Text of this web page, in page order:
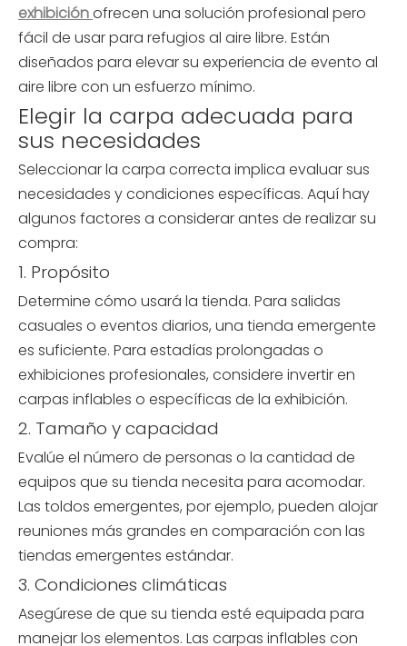
exhibiciónofrecen una solución profesional pero
fácil de usar para refugios al aire libre. Están
diseñados para elevar su experiencia de evento al
aire libre con un esfuerzo mínimo.
Elegir la carpa adecuada para
sus necesidades
Seleccionar la carpa correcta implica evaluar sus
necesidades y condiciones específicas. Aquí hay
algunos factores a considerar antes de realizar su
compra:
1. Propósito
Determine cómo usará la tienda. Para salidas
casuales o eventos diarios, una tienda emergente
es suficiente. Para estadías prolongadas o
exhibiciones profesionales, considere invertir en
carpas inflables o específicas de la exhibición.
2. Tamaño y capacidad
Evalúe el número de personas o la cantidad de
equipos que su tienda necesita para acomodar.
Las toldos emergentes, por ejemplo, pueden alojar
reuniones más grandes en comparación con las
tiendas emergentes estándar.
3. Condiciones climáticas
Asegúrese de que su tienda esté equipada para
manejar los elementos. Las carpas inflables con